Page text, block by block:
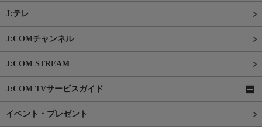
J:テレ
J:COMチャンネル
J:COM STREAM
J:COM TVサービスガイド
イベント・プレゼント